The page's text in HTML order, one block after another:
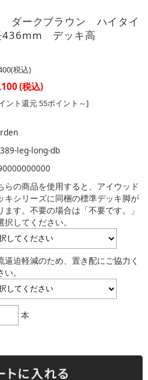
ダークブラウン ハイタイ
デッキ高
(税込)
(税込)
ント還元 55ポイント～]
leg-long-db
らの商品を使用すると、アイウッド
キシリーズに同梱の標準デッキ脚が
ます。不要の場合は「不要です。」
択してください。
逼迫軽減のため、置き配にご協力く
い。
本